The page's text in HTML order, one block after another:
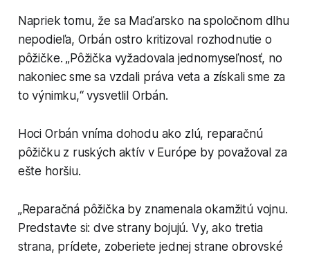
Napriek tomu, že sa Maďarsko na spoločnom dlhu
nepodieľa, Orbán ostro kritizoval rozhodnutie o
pôžičke. „Pôžička vyžadovala jednomyseľnosť, no
nakoniec sme sa vzdali práva veta a získali sme za
to výnimku,“ vysvetlil Orbán.
Hoci Orbán vníma dohodu ako zlú, reparačnú
pôžičku z ruských aktív v Európe by považoval za
ešte horšiu.
„Reparačná pôžička by znamenala okamžitú vojnu.
Predstavte si: dve strany bojujú. Vy, ako tretia
strana, prídete, zoberiete jednej strane obrovské